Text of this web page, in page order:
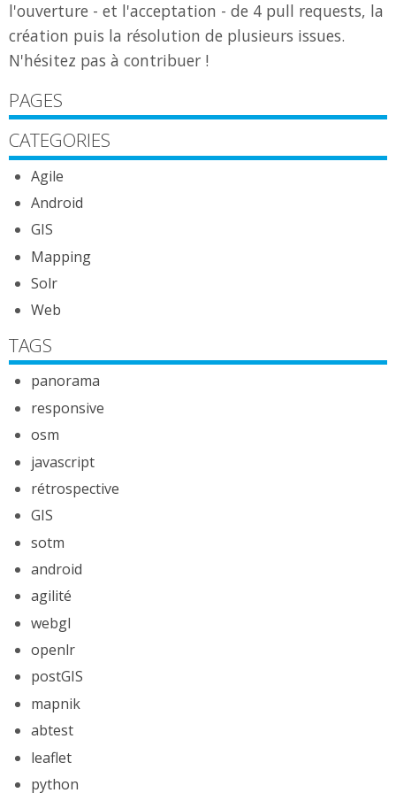
l'ouverture - et l'acceptation - de 4 pull requests, la
création puis la résolution de plusieurs issues.
N'hésitez pas à contribuer !
PAGES
CATEGORIES
Agile
Android
GIS
Mapping
Solr
Web
TAGS
panorama
responsive
osm
javascript
rétrospective
GIS
sotm
android
agilité
webgl
openlr
postGIS
mapnik
abtest
leaflet
python